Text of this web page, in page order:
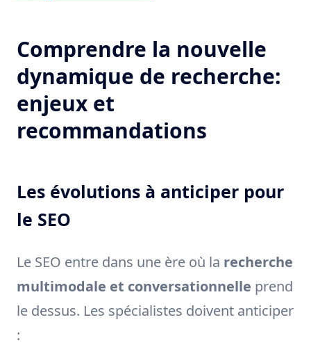
Comprendre la nouvelle
dynamique de recherche:
enjeux et
recommandations
Les évolutions à anticiper pour
le SEO
Le SEO entre dans une ère où la recherche
multimodale et conversationnelle prend
le dessus. Les spécialistes doivent anticiper
: